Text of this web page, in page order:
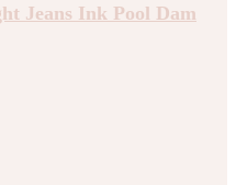
Jeans Ink Pool Dam